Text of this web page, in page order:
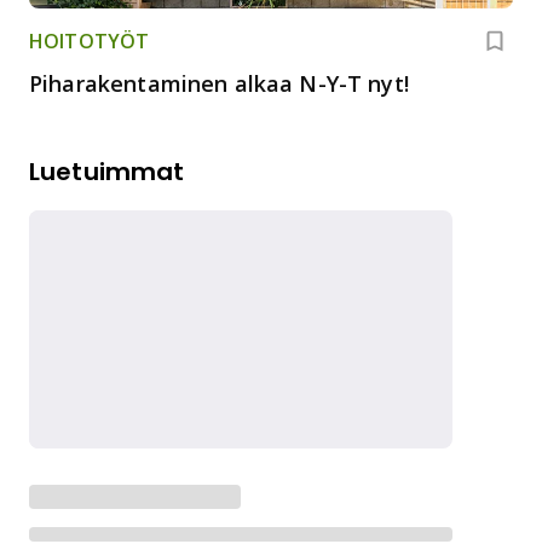
HOITOTYÖT
Piharakentaminen alkaa N-Y-T nyt!
Luetuimmat